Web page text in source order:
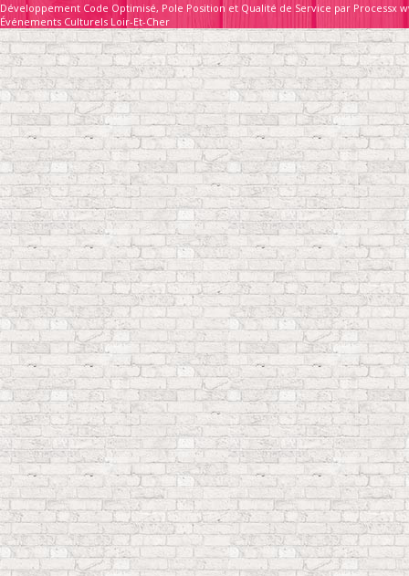
Développement Code Optimisé, Pole Position et Qualité de Service par Processx
Événements Culturels Loir-Et-Cher